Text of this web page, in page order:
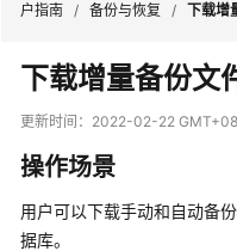
产
介
绍
户指南 / 备份与恢复 / 下载增
下载增量备份文
更新时间： 2022-02-22
操作场景
用户可以下载手动和自动备份
据库。